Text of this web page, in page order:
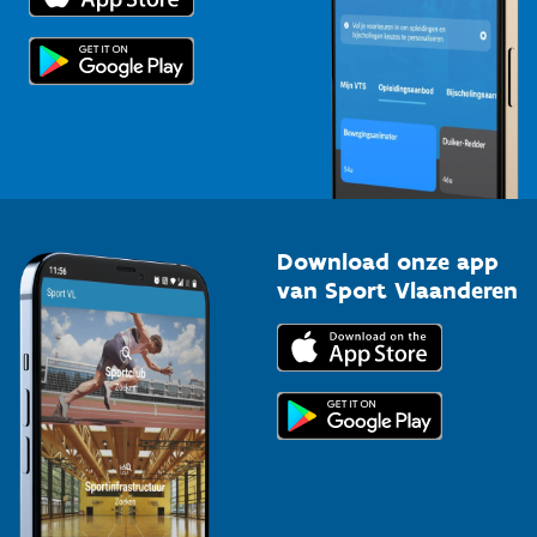
Topsporters
Download onze app
van Sport Vlaanderen